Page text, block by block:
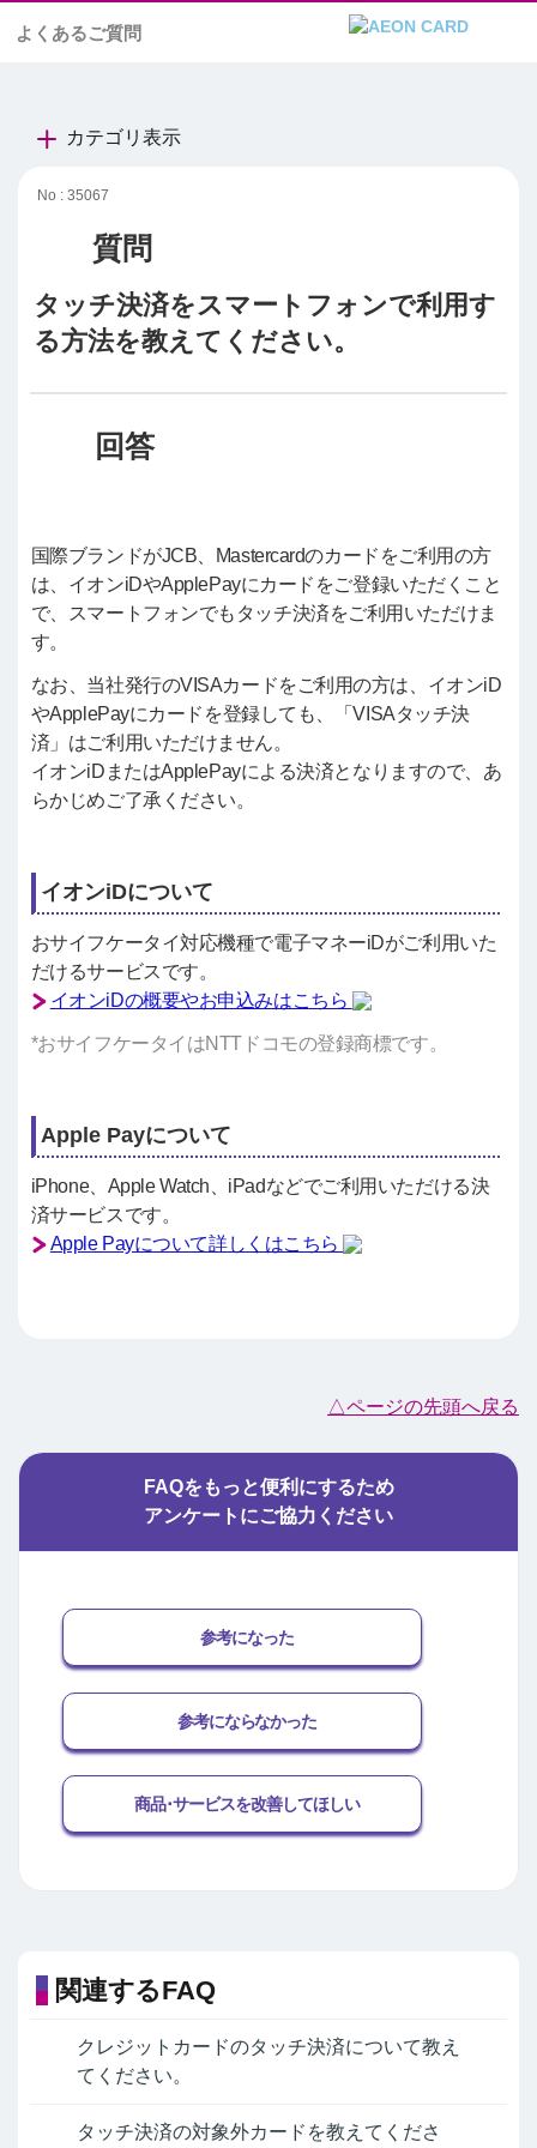
よくあるご質問
カテゴリ表示
No : 35067
タッチ決済をスマートフォンで利用す
る方法を教えてください。
国際ブランドがJCB、Mastercardのカードをご利用の方
は、イオンiDやApplePayにカードをご登録いただくこと
で、スマートフォンでもタッチ決済をご利用いただけま
す。
なお、当社発行のVISAカードをご利用の方は、イオンiD
やApplePayにカードを登録しても、「VISAタッチ決
済」はご利用いただけません。
イオンiDまたはApplePayによる決済となりますので、あ
らかじめご了承ください。
イオンiDについて
おサイフケータイ対応機種で電子マネーiDがご利用いた
だけるサービスです。
イオンiDの概要やお申込みはこちら
*おサイフケータイはNTTドコモの登録商標です。
Apple Payについて
iPhone、Apple Watch、iPadなどでご利用いただける決
済サービスです。
Apple Payについて詳しくはこちら
△ページの先頭へ戻る
FAQをもっと便利にするため
アンケートにご協力ください
参考になった
参考にならなかった
商品･サービスを改善してほしい
関連するFAQ
クレジットカードのタッチ決済について教え
てください。
タッチ決済の対象外カードを教えてくださ